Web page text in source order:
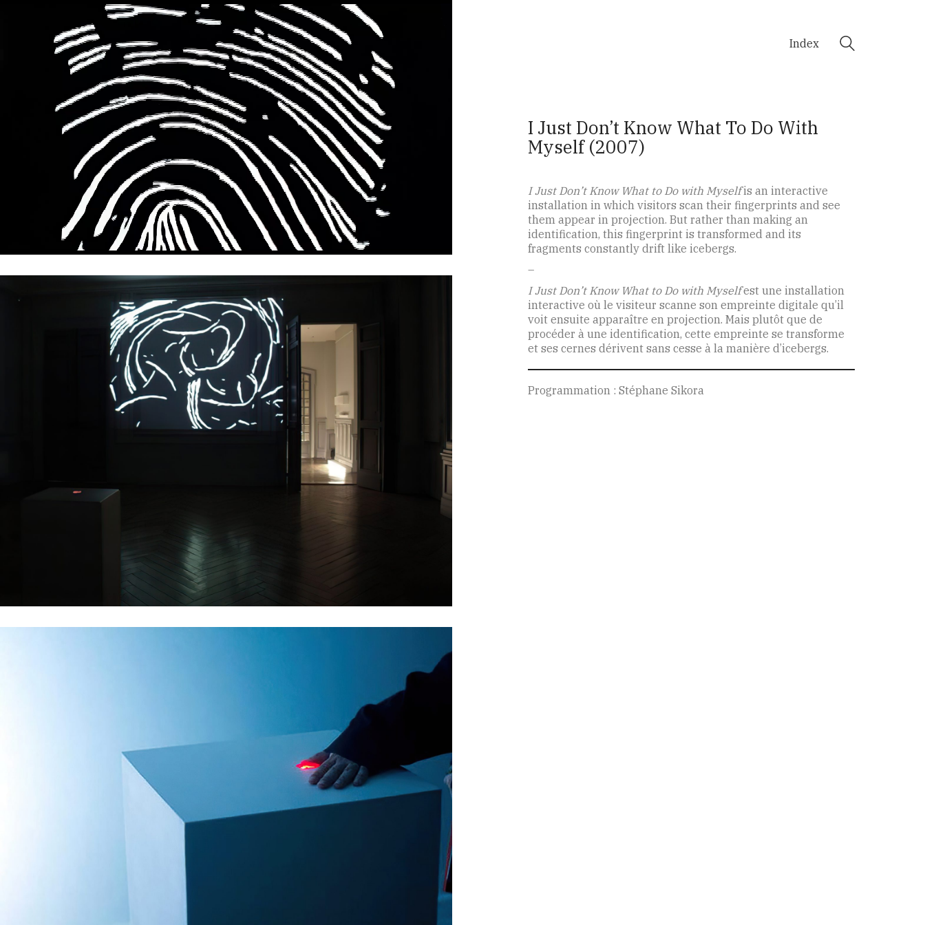
Index
I Just Don’t Know What To Do With
Myself (2007)
I Just Don’t Know What to Do with Myselfis an interactive
installation in which visitors scan their fingerprints and see
them appear in projection. But rather than making an
identification, this fingerprint is transformed and its
fragments constantly drift like icebergs.
–
I Just Don’t Know What to Do with Myselfest une installation
interactive où le visiteur scanne son empreinte digitale qu’il
voit ensuite apparaître en projection. Mais plutôt que de
procéder à une identification, cette empreinte se transforme
et ses cernes dérivent sans cesse à la manière d’icebergs.
Programmation : Stéphane Sikora
Unmute Loaded
20.64%